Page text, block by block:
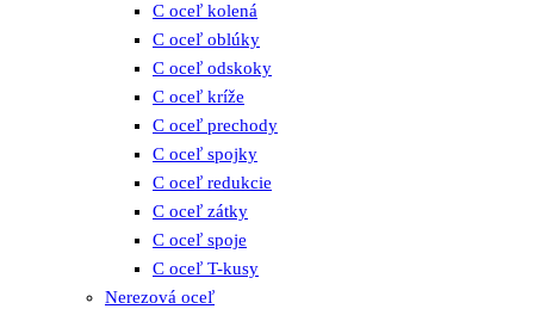
C oceľ kolená
C oceľ oblúky
C oceľ odskoky
C oceľ kríže
C oceľ prechody
C oceľ spojky
C oceľ redukcie
C oceľ zátky
C oceľ spoje
C oceľ T-kusy
Nerezová oceľ